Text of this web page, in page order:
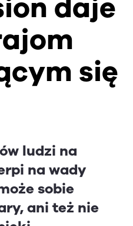
daje
się
ludzi na
na wady
sobie
ani też nie